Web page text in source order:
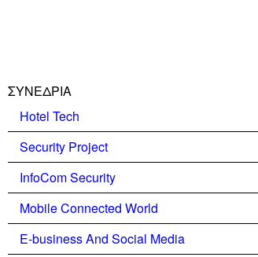
ΣΥΝΕΔΡΙΑ
Hotel Tech
Security Project
InfoCom Security
Mobile Connected World
E-business And Social Media